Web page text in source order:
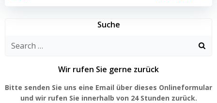
Suche
Search
Wir rufen Sie gerne zurück
Bitte senden Sie uns eine Email über dieses Onlineformular
und wir rufen Sie innerhalb von 24 Stunden zurück.